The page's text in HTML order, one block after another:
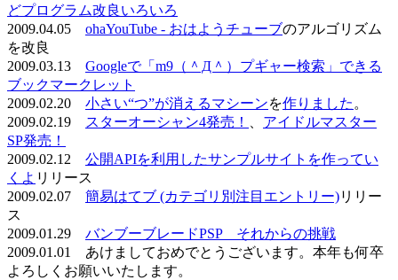
どプログラム改良いろいろ
2009.04.05 ohaYouTube - おはようチューブのアルゴリズム
を改良
2009.03.13 Googleで「m9（＾Д＾）プギャー検索」できる
ブックマークレット
2009.02.20 小さい“つ”が消えるマシーンを作りました 。
2009.02.19
スターオーシャン4発売！
アイドルマスター
SP発売！
2009.02.12 公開APIを利用したサンプルサイトを作ってい
くよ リリース
2009.02.07 簡易はてブ (カテゴリ別注目エントリー)リリー
ス
2009.01.29 バンブーブレードPSP それからの挑戦
2009.01.01 あけましておめでとうございます。本年も何卒
よろしくお願いいたします。